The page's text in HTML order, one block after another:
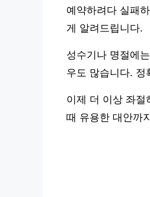
예약하려다 실패
게 알려드립니다.
성수기나 명절에
우도 많습니다. 정
이제 더 이상 좌절
때 유용한 대안까